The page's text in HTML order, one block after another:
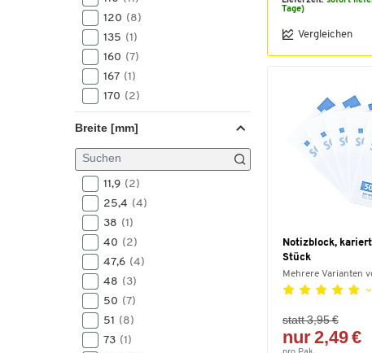
120 (8)
135 (1)
160 (7)
167 (1)
170 (2)
178(1)
190(1)
200
210(1)
Breite [mm]
11,9 (2)
25,4 (4)
38 (1)
40 (2)
47,6 (4)
48 (3)
50 (7)
51 (8)
73 (1)
Tage)
Vergleichen
Notizblock,
Stück
Mehrere Varianten
statt 3,95 €
nur 2,49 €